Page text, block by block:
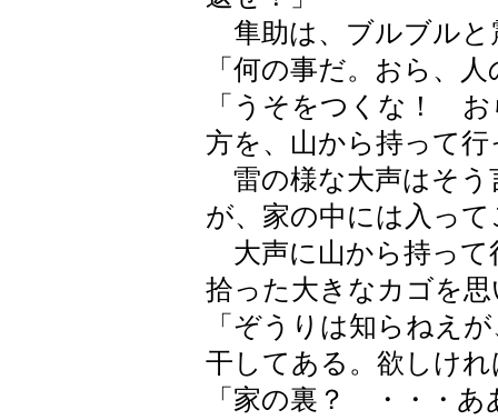
隼助は、ブルブルと
「何の事だ。おら、
「うそをつくな！
方を、山から持って
雷の様な大声はそう
が、家の中には入っ
大声に山から持って
拾った大きなカゴを
「ぞうりは知らねえ
干してある。欲しけ
「家の裏？ ・・・あ